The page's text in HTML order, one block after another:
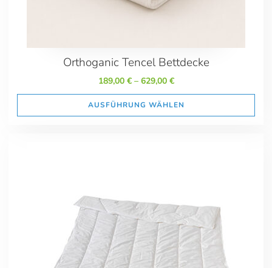
OrthoganicOrthoganic Tencel Bettdecke
189,00 €– 629,00 €
AUSFÜHRUNG WÄHLEN